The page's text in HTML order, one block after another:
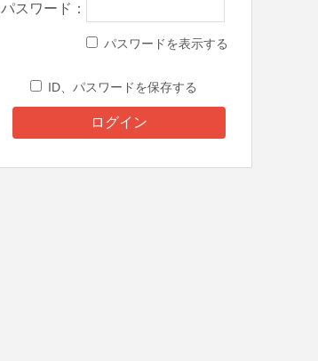
パスワード
パスワードを表示する
ID、パスワードを保存する